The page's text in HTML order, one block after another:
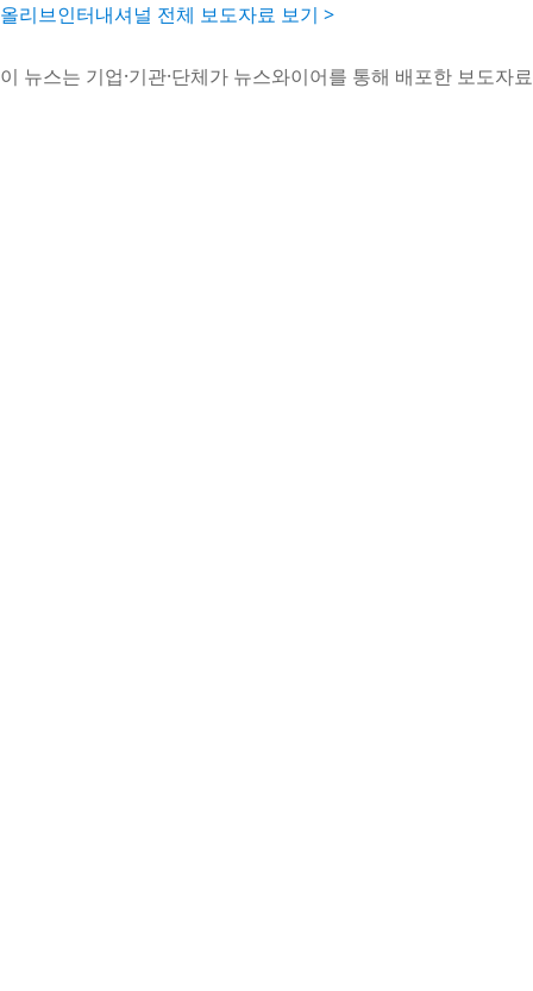
올리브인터내셔널 전체 보도자료 보기 >
이 뉴스는 기업·기관·단체가 뉴스와이어를 통해 배포한 보도자